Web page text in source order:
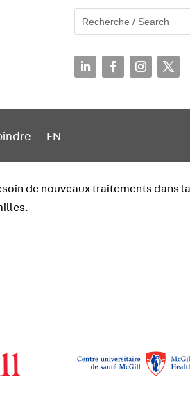
EN
de nouveaux traitements dans la